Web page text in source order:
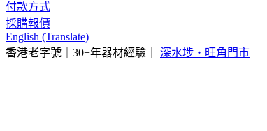
付款方式
採購報價
English (Translate)
香港老字號｜30+年器材經驗｜ 深水埗・旺角門市